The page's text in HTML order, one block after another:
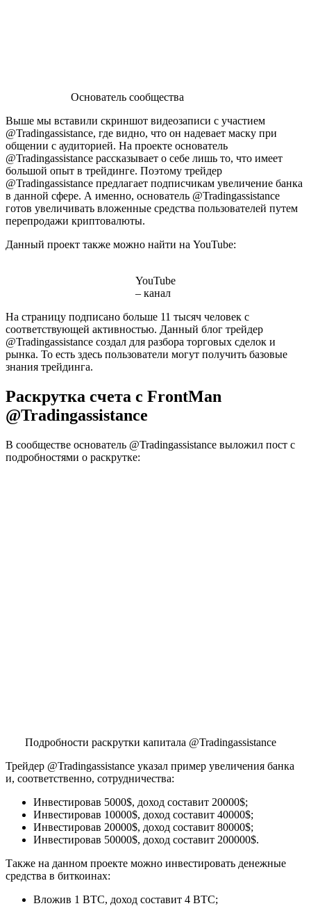
Основатель сообщества
Выше мы вставили скриншот видеозаписи с участием
@Tradingassistance, где видно, что он надевает маску при
общении с аудиторией. На проекте основатель
@Tradingassistance рассказывает о себе лишь то, что имеет
большой опыт в трейдинге. Поэтому трейдер
@Tradingassistance предлагает подписчикам увеличение банка
в данной сфере. А именно, основатель @Tradingassistance
готов увеличивать вложенные средства пользователей путем
перепродажи криптовалюты.
Данный проект также можно найти на YouTube:
YouTube
– канал
На страницу подписано больше 11 тысяч человек с
соответствующей активностью. Данный блог трейдер
@Tradingassistance создал для разбора торговых сделок и
рынка. То есть здесь пользователи могут получить базовые
знания трейдинга.
Раскрутка счета с FrontMan
@Tradingassistance
В сообществе основатель @Tradingassistance выложил пост с
подробностями о раскрутке:
Подробности раскрутки капитала @Tradingassistance
Трейдер @Tradingassistance указал пример увеличения банка
и, соответственно, сотрудничества:
Инвестировав 5000$, доход составит 20000$;
Инвестировав 10000$, доход составит 40000$;
Инвестировав 20000$, доход составит 80000$;
Инвестировав 50000$, доход составит 200000$.
Также на данном проекте можно инвестировать денежные
средства в биткоинах:
Вложив 1 BTC, доход составит 4 BTC;